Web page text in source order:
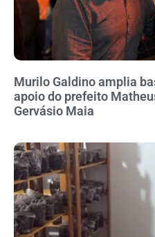
Murilo Galdino amplia
apoio do prefeito
Gervásio Maia